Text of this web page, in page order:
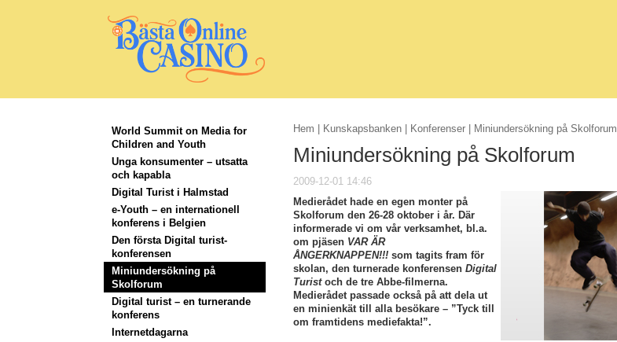
World Summit on Media for
Children and Youth
Unga konsumenter – utsatta
och kapabla
Digital Turist i Halmstad
e-Youth – en internationell
konferens i Belgien
Den första Digital turist-
konferensen
Miniundersökning på
Skolforum
Digital turist – en turnerande
konferens
Internetdagarna
Hem Kunskapsbanken Konferenser | Miniundersökning på Skolforum
Miniundersökning på Skolforum
2009-12-01 14:46
Medierådet hade en egen monter på
Skolforum den 26-28 oktober i år. Där
informerade vi om vår verksamhet, bl.a.
om pjäsen VAR ÄR
ÅNGERKNAPPEN!!! som tagits fram för
skolan, den turnerade konferensen Digital
Turistoch de tre Abbe-filmerna.
Medierådet passade också på att dela ut
en minienkät till alla besökare – ”Tyck till
om framtidens mediefakta!”.